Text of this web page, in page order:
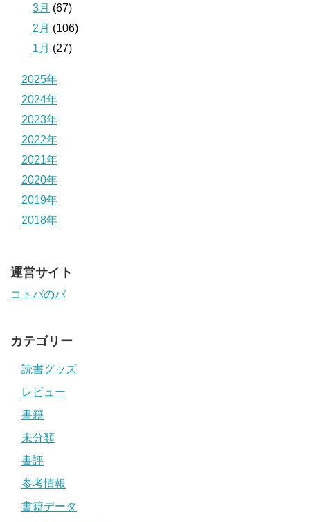
3月 (67)
2月 (106)
1月 (27)
2025年
2024年
2023年
2022年
2021年
2020年
2019年
2018年
運営サイト
コトバのバ
カテゴリー
読書グッズ
レビュー
書籍
未分類
書評
参考情報
書籍データ